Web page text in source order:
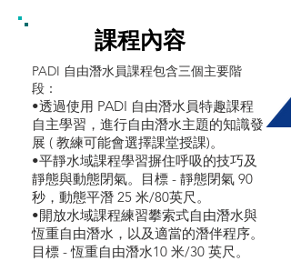
課程內容
PADI 自由潛水員課程包含三個主要階
段：
•透過使用 PADI 自由潛水員特趣課程
自主學習，進行自由潛水主題的知識發
展 ( 教練可能會選擇課堂授課)。
•平靜水域課程學習摒住呼吸的技巧及
靜態與動態閉氣。目標 - 靜態閉氣 90
秒，動態平潛 25 米/80英尺。
•開放水域課程練習攀索式自由潛水與
恆重自由潛水，以及適當的潛伴程序。
目標 - 恆重自由潛水10 米/30 英尺。